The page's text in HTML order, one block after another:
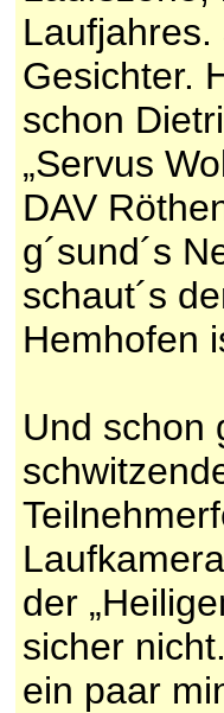
Gesichter.
schon
„Servus
DAV
g´sund´s
schaut´s
Hemhofen
Und schon
der
sicher
ein paar